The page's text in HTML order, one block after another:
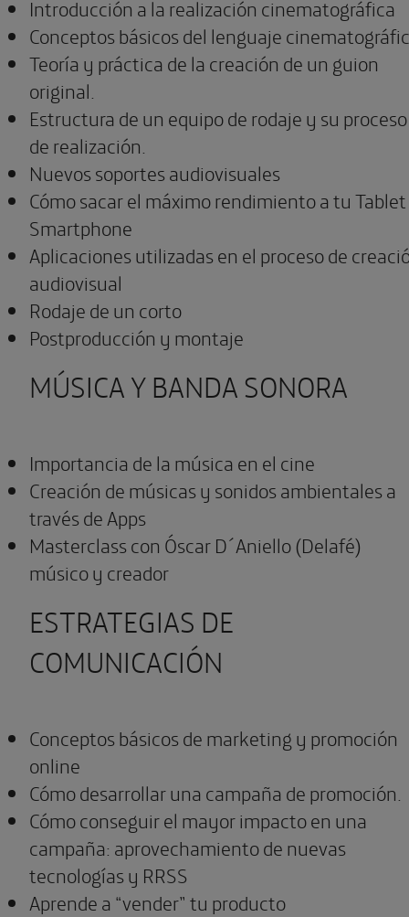
Introducción a la realización cinematográfica
Conceptos básicos del lenguaje
Teoría y práctica de la creación de un guion
original.
Estructura de un equipo de rodaje y su proceso
de realización.
Nuevos soportes audiovisuales
Cómo sacar el máximo rendimiento a tu
Smartphone
Aplicaciones utilizadas en el proceso de
audiovisual
Rodaje de un corto
Postproducción y montaje
MÚSICA Y BANDA SONORA
Importancia de la música en el cine
Creación de músicas y sonidos ambientales a
través de Apps
Masterclass con Óscar D´Aniello (Delafé)
músico y creador
ESTRATEGIAS DE
COMUNICACIÓN
Conceptos básicos de marketing y promoción
online
Cómo desarrollar una campaña de promoción.
Cómo conseguir el mayor impacto en una
campaña: aprovechamiento de nuevas
tecnologías y RRSS
Aprende a “vender” tu producto